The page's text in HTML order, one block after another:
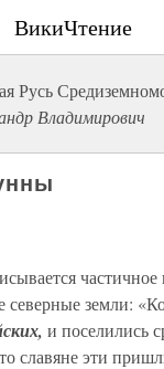
ВикиЧтение
Русь
Владимирович
частичное
северные земли:
и поселились
славяне эти